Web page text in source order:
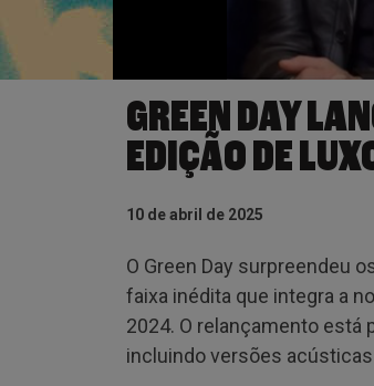
GREEN DAY
EDIÇÃO DE
10 de abril de 2025
O Green Day surpreendeu
faixa inédita que integra a
2024. O relançamento está
incluindo versões